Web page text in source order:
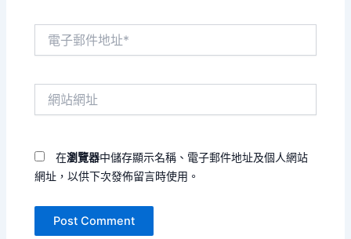
在瀏覽器中儲存顯示名稱、電子郵件地址及個人網站
網址，以供下次發佈留言時使用。